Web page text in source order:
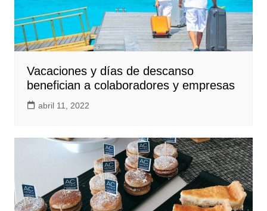
Vacaciones y días de descanso
benefician a colaboradores y empresas
abril 11, 2022